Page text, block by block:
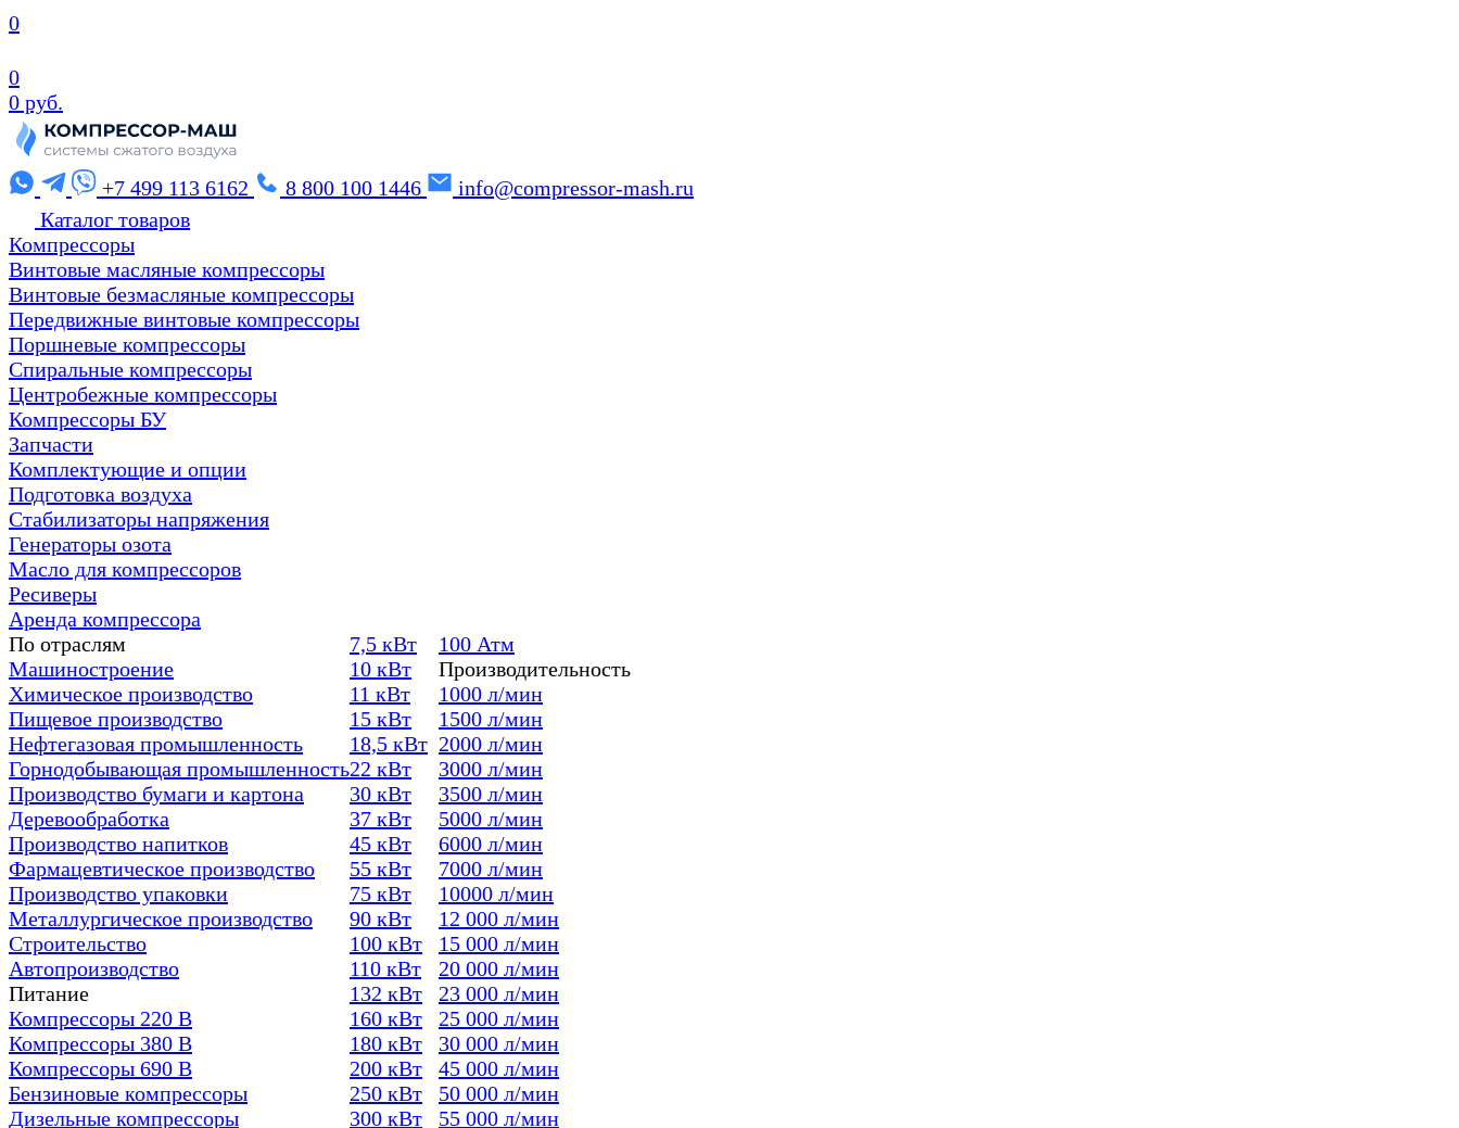
0
0
0 руб.
+7 499 113 6162 8 800 100 1446
info@compressor-mash.ru
Каталог товаров
Компрессоры
Винтовые масляные компрессоры
Винтовые безмасляные компрессоры
Передвижные винтовые компрессоры
Поршневые компрессоры
Спиральные компрессоры
Центробежные компрессоры
Компрессоры БУ
Запчасти
Комплектующие и опции
Подготовка воздуха
Стабилизаторы напряжения
Генераторы озота
Масло для компрессоров
Ресиверы
Аренда компрессора
По отраслям
Машиностроение
Химическое производство
Пищевое производство
Нефтегазовая промышленность
Горнодобывающая промышленность
Производство бумаги и картона
Деревообработка
Производство напитков
Фармацевтическое производство
Производство упаковки
Металлургическое производство
Строительство
Автопроизводство
Питание
Компрессоры 220 В
Компрессоры 380 В
Компрессоры 690 В
Бензиновые компрессоры
Дизельные компрессоры
7,5 кВт
10 кВт
11 кВт
15 кВт
18,5 кВт
22 кВт
30 кВт
37 кВт
45 кВт
55 кВт
75 кВт
90 кВт
100 кВт
110 кВт
132 кВт
160 кВт
180 кВт
200 кВт
250 кВт
300 кВт
100 Атм
Производительность
1000 л/мин
1500 л/мин
2000 л/мин
3000 л/мин
3500 л/мин
5000 л/мин
6000 л/мин
7000 л/мин
10000 л/мин
12 000 л/мин
15 000 л/мин
20 000 л/мин
23 000 л/мин
25 000 л/мин
30 000 л/мин
45 000 л/мин
50 000 л/мин
55 000 л/мин